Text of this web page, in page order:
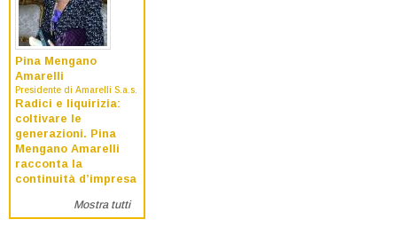
Pina Mengano
Amarelli
Presidente di Amarelli S.a.s.
Radici e liquirizia:
coltivare le
generazioni. Pina
Mengano Amarelli
racconta la
continuità d’impresa
Mostra tutti